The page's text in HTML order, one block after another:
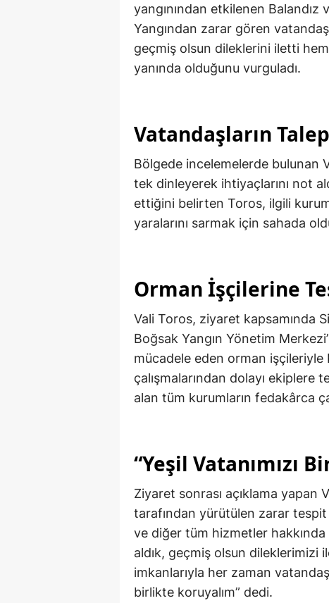
yangınından etkilenen
Yangından zarar gören
geçmiş olsun dileklerini iletti
yanında olduğunu vurguladı.
Vatandaşların
Bölgede incelemelerde bulunan
tek dinleyerek ihtiyaçlarını not
ettiğini belirten Toros, ilgili
yaralarını sarmak için sahada
Orman İşçilerine
Vali Toros, ziyaret kapsamında
Boğsak Yangın Yönetim
mücadele eden orman
çalışmalarından dolayı ekiplere
alan tüm kurumların fedakârca
“Yeşil Vatanımızı
Ziyaret sonrası açıklama yapan
tarafından yürütülen zarar tespit
ve diğer tüm hizmetler
aldık, geçmiş olsun
imkanlarıyla her zaman
birlikte koruyalım” dedi.